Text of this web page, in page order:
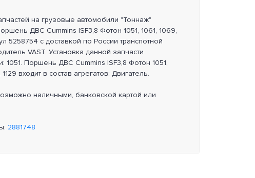
на грузовые автомобили "Тоннаж"
ДВС Cummins ISF3,8 Фотон 1051, 1061, 1069,
5258754 с доставкой по России транспотной
VAST. Установка данной запчасти
1051. Поршень ДВС Cummins ISF3,8 Фотон 1051,
1129 входит в состав агрегатов: Двигатель.
наличными, банковской картой или
2881748